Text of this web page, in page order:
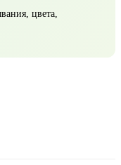
цвета,